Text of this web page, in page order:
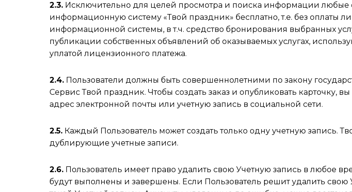
2.3. Исключительно для целей просмотра и поиска информации
информационную систему «Твой праздник» бесплатно, т.е. без оплаты
информационной системы, в т.ч. средство бронирования выбранных
публикации собственных объявлений об оказываемых услугах,
уплатой лицензионного платежа.
2.4. Пользователи должны быть совершеннолетними по закону
Сервис Твой праздник. Чтобы создать заказ и опубликовать карточку,
адрес электронной почты или учетную запись в социальной сети.
2.5. Каждый Пользователь может создать только одну учетную запись.
дублирующие учетные записи.
2.6. Пользователь имеет право удалить свою Учетную запись в любое
будут выполнены и завершены. Если Пользователь решит удалить свою